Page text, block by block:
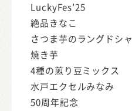
LuckyFes’25
絶品きなこ
さつま芋のラングドシャ
焼き芋
4種の煎り豆ミックス
水戸エクセルみなみ
50周年記念